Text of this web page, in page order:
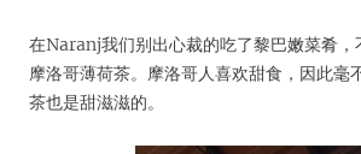
在Naranj我们别出心裁的吃了黎巴嫩菜肴，
摩洛哥薄荷茶。摩洛哥人喜欢甜食，因此毫
茶也是甜滋滋的。